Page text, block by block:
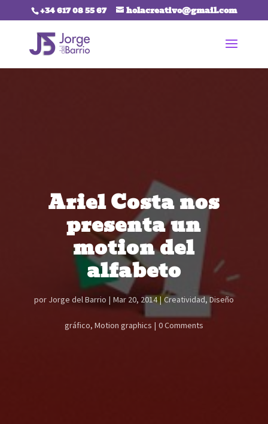
+34 617 08 55 67 holacreativo@gmail.com
Ariel Costa nos
presenta un
motion del
alfabeto
por Jorge del Barrio Mar 20, 2014 Creatividad,Diseño
gráfico, Motion graphics 0 Comments